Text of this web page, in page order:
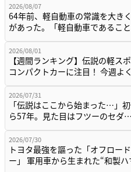
2026/08/07
64年前、軽自動車の常識を大き
があった。「軽自動車であるこ
2026/08/01
【週間ランキング】伝説の軽ス
コンパクトカーに注目！ 今週よ
2026/07/31
「伝説はここから始まった…」
ら57年。見た目はフツーのセダ…
2026/07/30
トヨタ最強を謳った「オフロー
ー」 軍用車から生まれた“和製